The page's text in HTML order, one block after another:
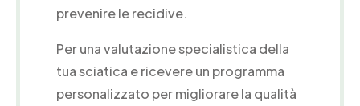
prevenire le recidive.
Per una valutazione specialistica della
tua sciatica e ricevere un programma
personalizzato per migliorare la qualità